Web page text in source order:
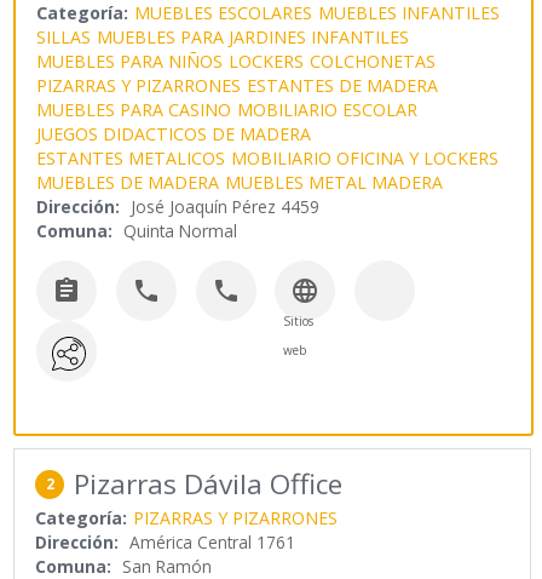
Categoría: MUEBLES ESCOLARES MUEBLES INFANTILES
SILLAS MUEBLES PARA JARDINES INFANTILES
MUEBLES PARA NIÑOS LOCKERS COLCHONETAS
PIZARRAS Y PIZARRONES ESTANTES DE MADERA
MUEBLES PARA CASINO MOBILIARIO ESCOLAR
JUEGOS DIDACTICOS DE MADERA
ESTANTES METALICOS MOBILIARIO OFICINA Y LOCKERS
MUEBLES DE MADERA MUEBLES METAL MADERA
Dirección: José Joaquín Pérez 4459
Comuna: Quinta Normal
   
Sitios
web
2 Pizarras Dávila Office
Categoría: PIZARRAS Y PIZARRONES
Dirección: América Central 1761
Comuna: San Ramón